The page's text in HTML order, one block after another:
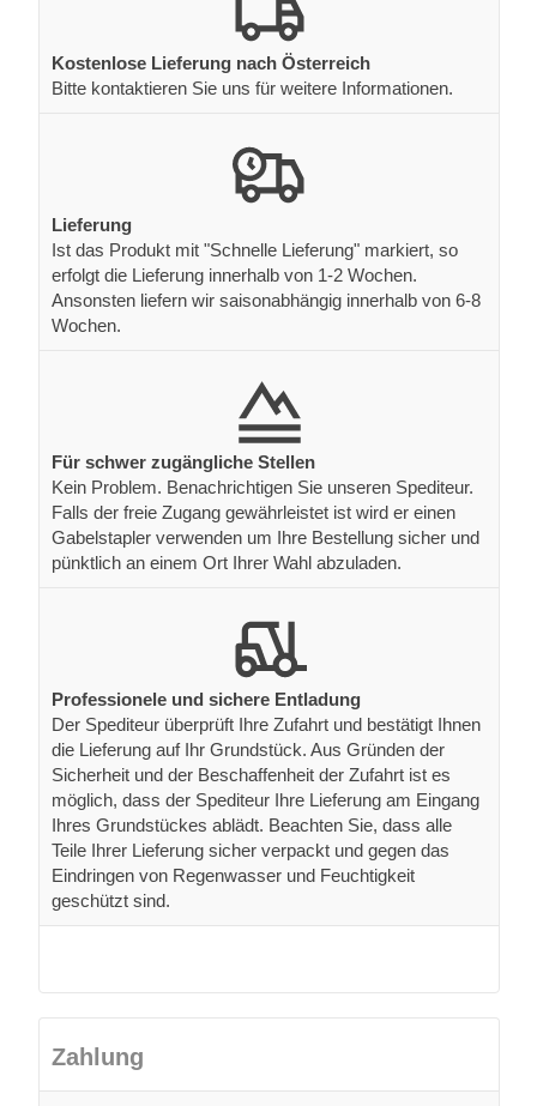
Kostenlose Lieferung nach Österreich
Bitte kontaktieren Sie uns für weitere Informationen.
Lieferung
Ist das Produkt mit "Schnelle Lieferung" markiert, so
erfolgt die Lieferung innerhalb von 1-2 Wochen.
Ansonsten liefern wir saisonabhängig innerhalb von 6-8
Wochen.
Für schwer zugängliche Stellen
Kein Problem. Benachrichtigen Sie unseren Spediteur.
Falls der freie Zugang gewährleistet ist wird er einen
Gabelstapler verwenden um Ihre Bestellung sicher und
pünktlich an einem Ort Ihrer Wahl abzuladen.
Professionele und sichere Entladung
Der Spediteur überprüft Ihre Zufahrt und bestätigt Ihnen
die Lieferung auf Ihr Grundstück. Aus Gründen der
Sicherheit und der Beschaffenheit der Zufahrt ist es
möglich, dass der Spediteur Ihre Lieferung am Eingang
Ihres Grundstückes ablädt. Beachten Sie, dass alle
Teile Ihrer Lieferung sicher verpackt und gegen das
Eindringen von Regenwasser und Feuchtigkeit
geschützt sind.
Zahlung